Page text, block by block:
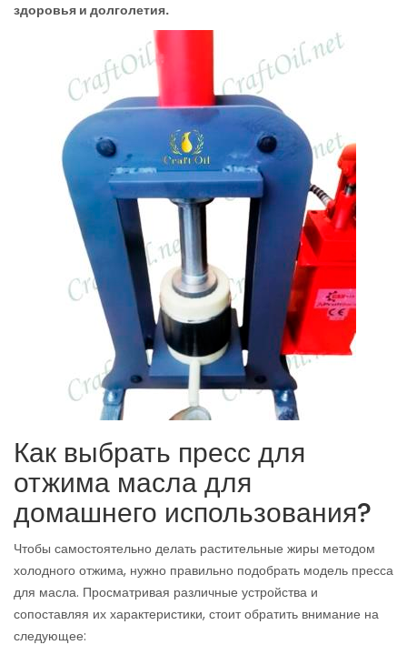
здоровья и долголетия.
Как выбрать пресс для
отжима масла для
домашнего использования?
Чтобы самостоятельно делать растительные жиры методом
холодного отжима, нужно правильно подобрать модель пресса
для масла. Просматривая различные устройства и
сопоставляя их характеристики, стоит обратить внимание на
следующее: